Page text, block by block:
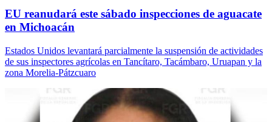
EU reanudará este sábado inspecciones de aguacate
en Michoacán
Estados Unidos levantará parcialmente la suspensión de actividades
de sus inspectores agrícolas en Tancítaro, Tacámbaro, Uruapan y la
zona Morelia-Pátzcuaro